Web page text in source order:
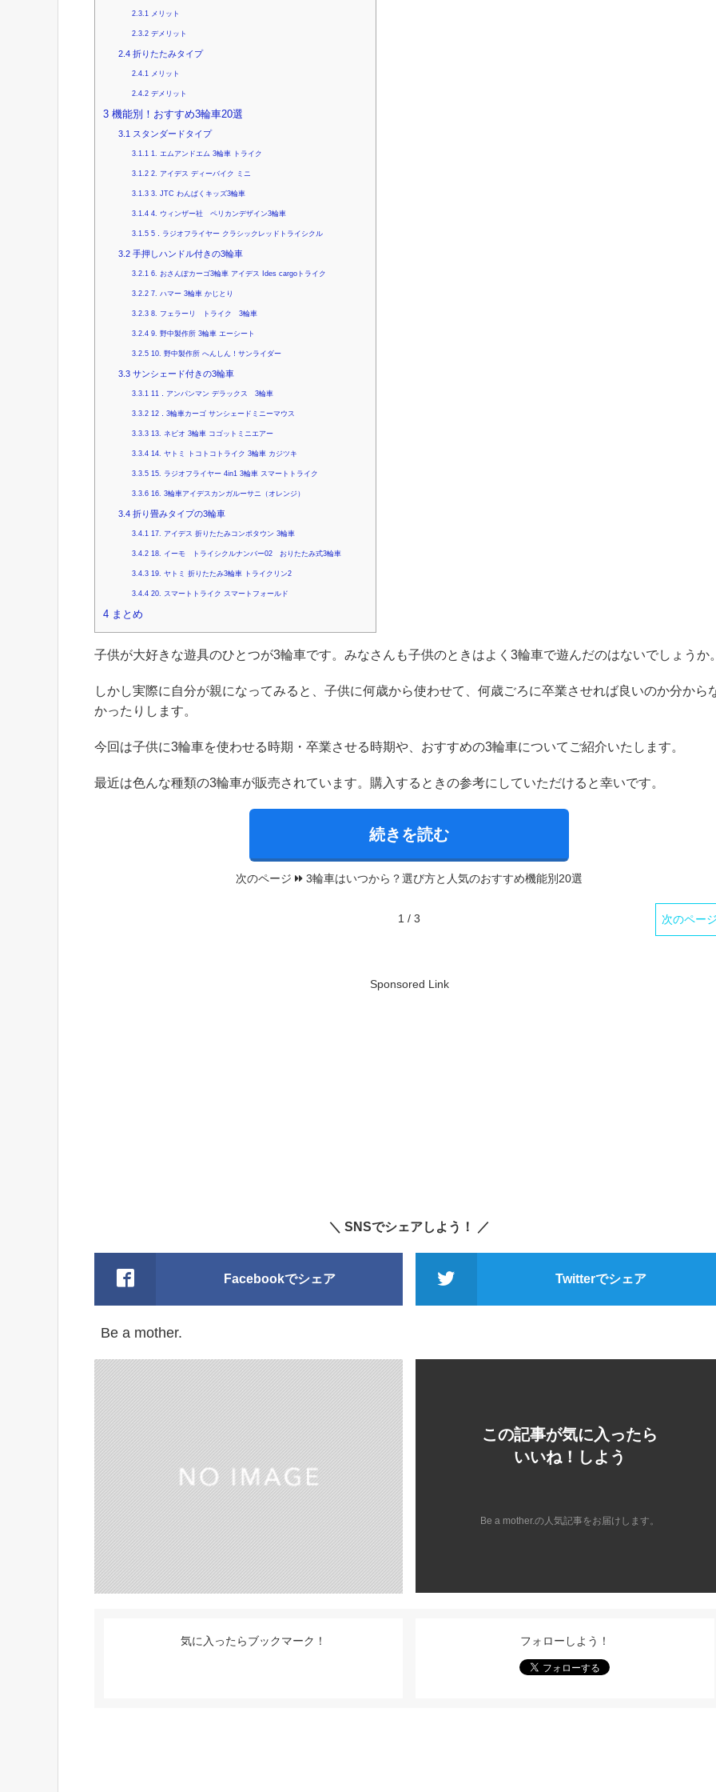
2.3.1メリット
2.3.2デメリット
2.4 折りたたみタイプ
2.4.1メリット
2.4.2デメリット
3 機能別！おすすめ3輪車20選
3.1 スタンダードタイプ
3.1.11. エムアンドエム 3輪車 トライク
3.1.22. アイデス ディーバイク ミニ
3.1.33. JTC わんぱくキッズ3輪車
3.1.44. ウィンザー社 ペリカンデザイン3輪車
3.1.55．ラジオフライヤー クラシックレッドトライシクル
3.2 手押しハンドル付きの3輪車
3.2.16. おさんぽカーゴ3輪車 アイデス Ides cargoトライク
3.2.27. ハマー 3輪車 かじとり
3.2.38. フェラーリ トライク 3輪車
3.2.49. 野中製作所 3輪車 エーシート
3.2.510. 野中製作所 へんしん！サンライダー
3.3 サンシェード付きの3輪車
3.3.111．アンパンマン デラックス 3輪車
3.3.212．3輪車カーゴ サンシェードミニーマウス
3.3.313. ネビオ 3輪車 コゴットミニエアー
3.3.414. ヤトミ トコトコトライク 3輪車 カジツキ
3.3.515. ラジオフライヤー 4in1 3輪車 スマートトライク
3.3.616. 3輪車アイデスカンガルーサニ（オレンジ）
3.4 折り畳みタイプの3輪車
3.4.117. アイデス 折りたたみコンポタウン 3輪車
3.4.218. イーモ トライシクルナンバー02 おりたたみ式3輪車
3.4.319. ヤトミ 折りたたみ3輪車 トライクリン2
3.4.420. スマートトライク スマートフォールド
4 まとめ
子供が大好きな遊具のひとつが3輪車です。みなさんも子供のときはよく3輪車で遊んだのはないでしょうか
しかし実際に自分が親になってみると、子供に何歳から使わせて、何歳ごろに卒業させれば良いのか分から
かったりします。
今回は子供に3輪車を使わせる時期・卒業させる時期や、おすすめの3輪車についてご紹介いたします。
最近は色んな種類の3輪車が販売されています。購入するときの参考にしていただけると幸いです。
続きを読む
次のページ 3輪車はいつから？選び方と人気のおすすめ機能別20選
1 / 3 次のペー
Sponsored Link
＼ SNSでシェアしよう！ ／
Facebookでシェア Twitterでシェア
Be a mother.
この記事が気に入ったら
いいね！しよう
Be a mother.の人気記事をお届けします。
気に入ったらブックマーク！ フォローしよう！